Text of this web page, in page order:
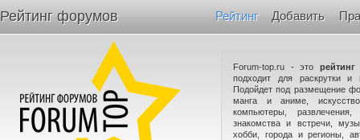
Рейтинг форумов Рейтинг Добавить
Forum-top.ru - это
подходит для раскрутки и
Подойдет под размещение
манга и аниме,
компьютеры,
знакомства и встречи,
хобби, города и регионы,